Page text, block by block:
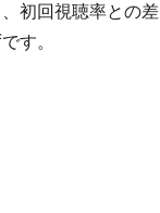
初回視聴率との差
す。